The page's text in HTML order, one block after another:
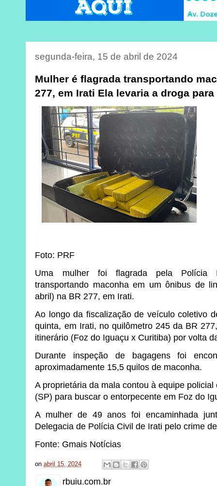
segunda-feira, 15 de abril de 2024
Mulher é flagrada transportando
277, em Irati Ela levaria a droga
Foto: PRF
Uma mulher foi flagrada pela Polícia
transportando maconha em um ônibus de
abril) na BR 277, em Irati.
Ao longo da fiscalização de veículo coletivo
quinta, em Irati, no quilômetro 245 da BR
itinerário (Foz do Iguaçu x Curitiba) por volta
Durante inspeção de bagagens foi
aproximadamente 15,5 quilos de maconha.
A proprietária da mala contou à equipe
(SP) para buscar o entorpecente em Foz do
A mulher de 49 anos foi encaminhada
Delegacia de Polícia Civil de Irati pelo crime
Fonte: Gmais Notícias
onabril 15, 2024
rbuiu.com.br